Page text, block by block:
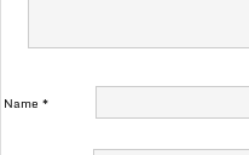
Name*